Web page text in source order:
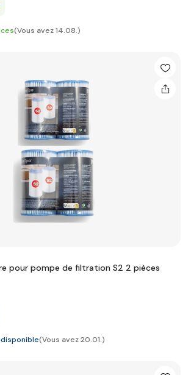
(Vous avez 14.08.)
pour pompe de filtration S2 2 pièces
(Vous avez 20.01.)